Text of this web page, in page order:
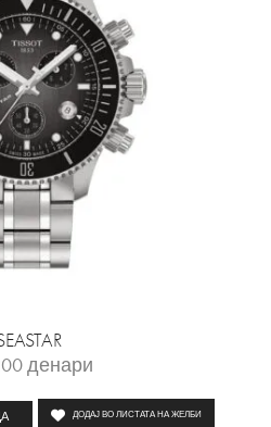
денари
ДОДАЈ ВО ЛИСТАТА НА ЖЕЛБИ